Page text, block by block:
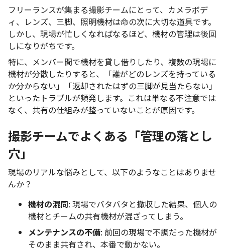
フリーランスが集まる撮影チームにとって、カメラボデ
ィ、レンズ、三脚、照明機材は命の次に大切な道具です。
しかし、現場が忙しくなればなるほど、機材の管理は後回
しになりがちです。
特に、メンバー間で機材を貸し借りしたり、複数の現場に
機材が分散したりすると、「誰がどのレンズを持っている
か分からない」「返却されたはずの三脚が見当たらない」
といったトラブルが頻発します。これは単なる不注意では
なく、共有の仕組みが整っていないことが原因です。
撮影チームでよくある「管理の落とし
穴」
現場のリアルな悩みとして、以下のようなことはありませ
んか？
機材の混同: 現場でバタバタと撤収した結果、個人の
機材とチームの共有機材が混ざってしまう。
メンテナンスの不備: 前回の現場で不調だった機材が
そのまま共有され、本番で動かない。